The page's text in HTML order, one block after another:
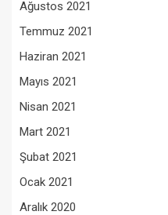
Ağustos 2021
Temmuz 2021
Haziran 2021
Mayıs 2021
Nisan 2021
Mart 2021
Şubat 2021
Ocak 2021
Aralık 2020